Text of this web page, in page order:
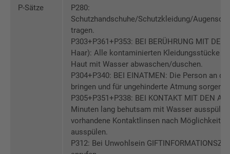
P-Sätze
P280:
Schutzhandschuhe/Schutzkleidung/
tragen.
P303+P361+P353: BEI BERÜHRUNG MIT
Haar): Alle kontaminierten Kleidungsstücke
Haut mit Wasser abwaschen/duschen.
P304+P340: BEI EINATMEN: Die Person an
bringen und für ungehinderte Atmung sorgen.
P305+P351+P338: BEI KONTAKT MIT DEN
Minuten lang behutsam mit Wasser
vorhandene Kontaktlinsen nach Möglichkeit
ausspülen.
P312: Bei Unwohlsein